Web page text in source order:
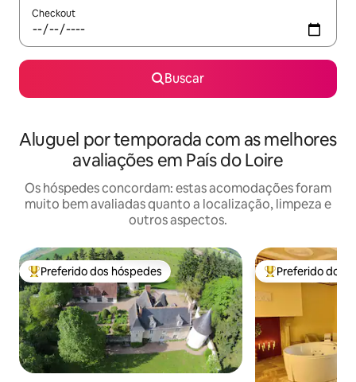
Checkout
Buscar
Aluguel por temporada com as melhores
avaliações em País do Loire
Os hóspedes concordam: estas acomodações foram
muito bem avaliadas quanto a localização, limpeza e
outros aspectos.
Entre os melhores preferidos dos hóspedes
Preferido dos hóspedes Entre os
Preferido dos